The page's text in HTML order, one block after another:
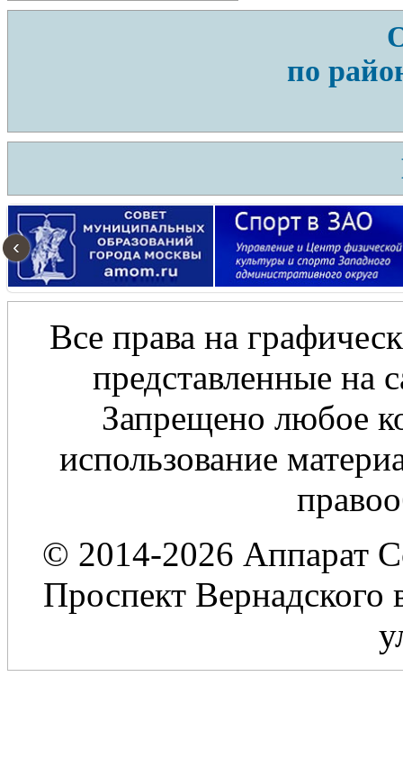
по
‹
Все права на
представленные на
Запрещено любое
использование
© 2014-2026 Аппарат
Проспект